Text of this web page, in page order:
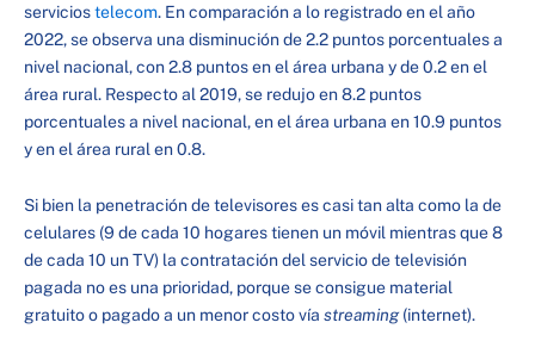
serviciostelecom. En comparación a lo registrado en el año
2022, se observa una disminución de 2.2 puntos porcentuales a
nivel nacional, con 2.8 puntos en el área urbana y de 0.2 en el
área rural. Respecto al 2019, se redujo en 8.2 puntos
porcentuales a nivel nacional, en el área urbana en 10.9 puntos
y en el área rural en 0.8.
Si bien la penetración de televisores es casi tan alta como la de
celulares (9 de cada 10 hogares tienen un móvil mientras que 8
de cada 10 un TV) la contratación del servicio de televisión
pagada no es una prioridad, porque se consigue material
gratuito o pagado a un menor costo vía streaming(internet).